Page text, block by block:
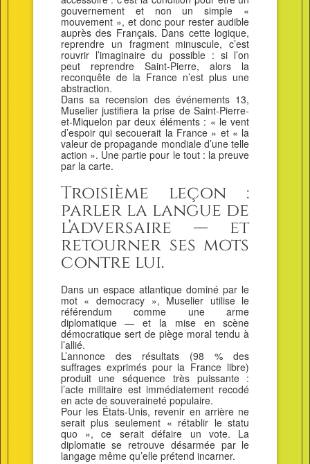
gouvernement et non un simple «
mouvement », et donc pour rester audible
auprès des Français. Dans cette logique,
reprendre un fragment minuscule, c’est
rouvrir l’imaginaire du possible : si l’on
peut reprendre Saint-Pierre, alors la
reconquête de la France n’est plus une
abstraction.
Dans sa recension des événements 13,
Muselier justifiera la prise de Saint-Pierre-
et-Miquelon par deux éléments : « le vent
d’espoir qui secouerait la France » et « la
valeur de propagande mondiale d’une telle
action ». Une partie pour le tout : la preuve
par la carte.
Troisième leçon :
parler la langue de
l’adversaire — et
retourner ses mots
contre lui.
Dans un espace atlantique dominé par le
mot « democracy », Muselier utilise le
référendum comme une arme
diplomatique — et la mise en scène
démocratique sert de piège moral tendu à
l’allié.
L’annonce des résultats (98 % des
suffrages exprimés pour la France libre)
produit une séquence très puissante :
l’acte militaire est immédiatement recodé
en acte de souveraineté populaire.
Pour les États-Unis, revenir en arrière ne
serait plus seulement « rétablir le statu
quo », ce serait défaire un vote. La
diplomatie se retrouve désarmée par le
langage même qu’elle prétend incarner.